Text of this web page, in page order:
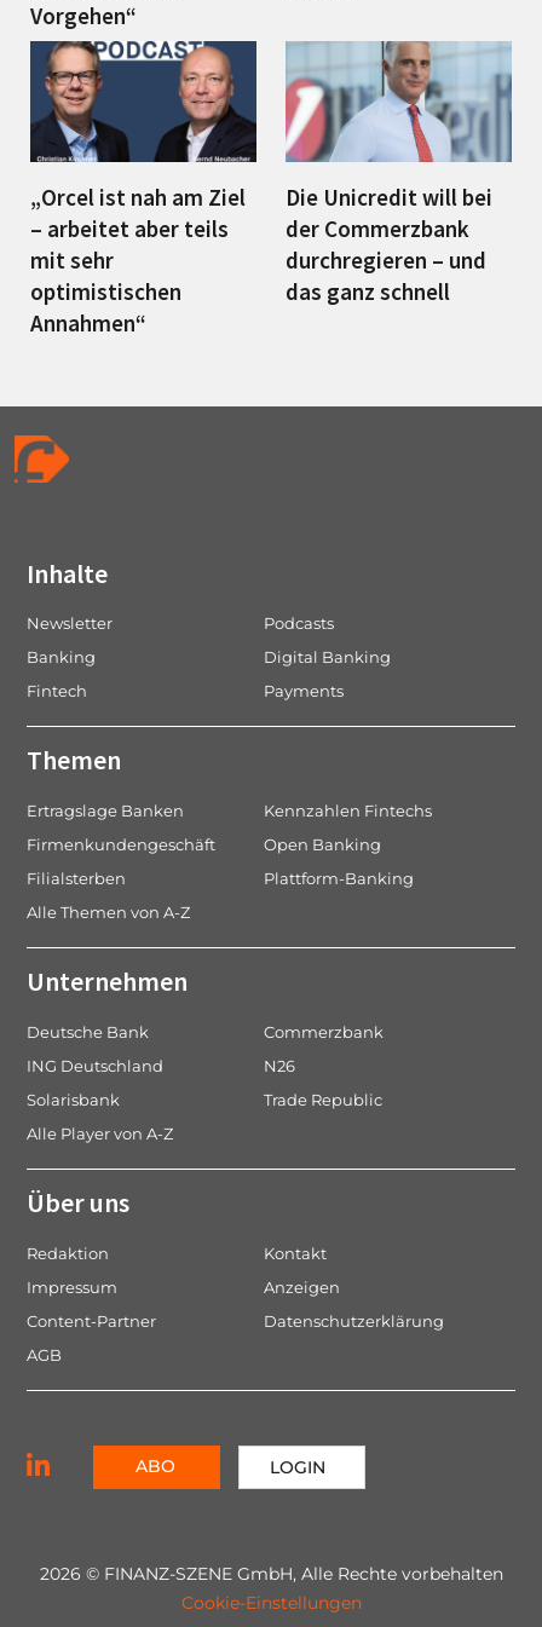
Vorgehen“
„Orcel ist nah am Ziel
– arbeitet aber teils
mit sehr
optimistischen
Annahmen“
Die Unicredit will bei
der Commerzbank
durchregieren – und
das ganz schnell
Inhalte
Newsletter
Podcasts
Banking
Digital Banking
Fintech
Payments
Themen
Ertragslage Banken
Kennzahlen Fintechs
Firmenkundengeschäft
Open Banking
Filialsterben
Plattform-Banking
Alle Themen von A-Z
Unternehmen
Deutsche Bank
Commerzbank
ING Deutschland
N26
Solarisbank
Trade Republic
Alle Player von A-Z
Über uns
Redaktion
Kontakt
Impressum
Anzeigen
Content-Partner
Datenschutzerklärung
AGB
ABO LOGIN
2026 © FINANZ-SZENE GmbH, Alle Rechte vorbehalten
Cookie-Einstellungen